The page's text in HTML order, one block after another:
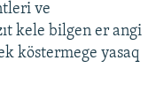
ve
kele bilgen er angi
köstermege yasaq